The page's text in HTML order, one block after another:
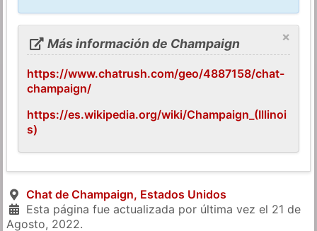
×
Más información de Champaign
https://www.chatrush.com/geo/4887158/chat-
champaign/
https://es.wikipedia.org/wiki/Champaign_(Illinoi
s)
Chat de Champaign, Estados Unidos
Esta página fue actualizada por última vez el 21 de
Agosto, 2022.